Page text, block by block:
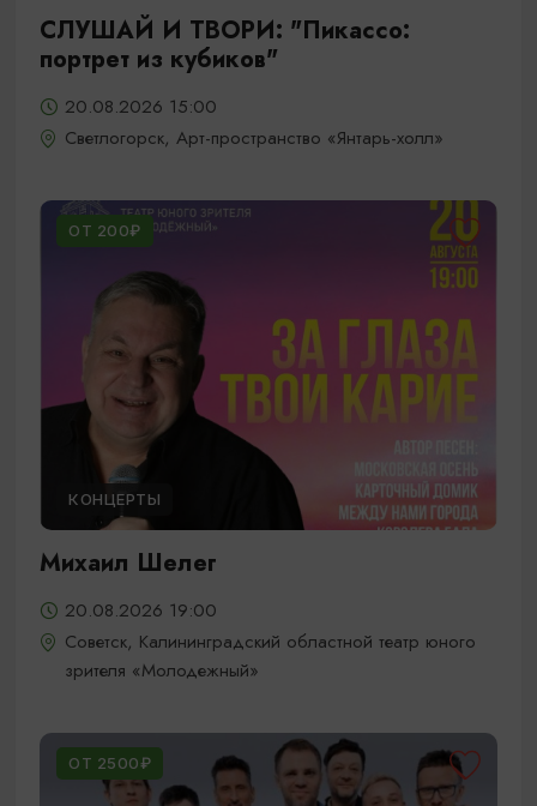
СЛУШАЙ И ТВОРИ: "Пикассо:
портрет из кубиков"
20.08.2026 15:00
Светлогорск, Арт-пространство «Янтарь-холл»
ОТ 200₽
КОНЦЕРТЫ
Михаил Шелег
20.08.2026 19:00
Советск, Калининградский областной театр юного
зрителя «Молодежный»
ОТ 2500₽